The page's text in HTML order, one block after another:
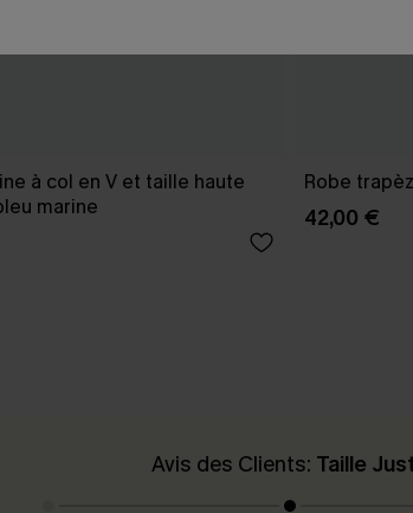
à col en V et taille haute
marine
Robe
42,00 €
Avis des Clients: Taille